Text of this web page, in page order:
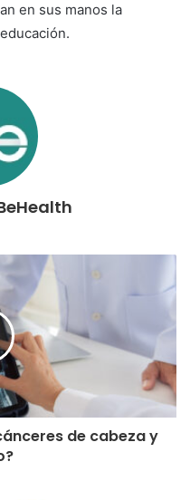
en sus manos la
de cabeza y